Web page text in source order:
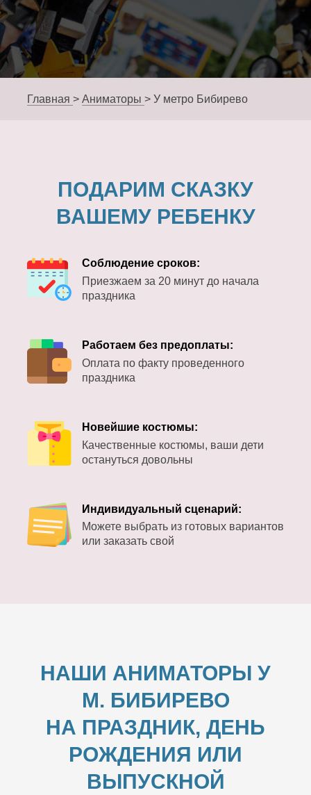
Главная > Аниматоры > У метро Бибирево
ПОДАРИМ СКАЗКУ
ВАШЕМУ РЕБЕНКУ
Соблюдение сроков:
Приезжаем за 20 минут до начала
праздника
Работаем без предоплаты:
Оплата по факту проведенного
праздника
Новейшие костюмы:
Качественные костюмы, ваши дети
остануться довольны
Индивидуальный сценарий:
Можете выбрать из готовых вариантов
или заказать свой
НАШИ АНИМАТОРЫ У
М. БИБИРЕВО
НА ПРАЗДНИК, ДЕНЬ
РОЖДЕНИЯ ИЛИ
ВЫПУСКНОЙ